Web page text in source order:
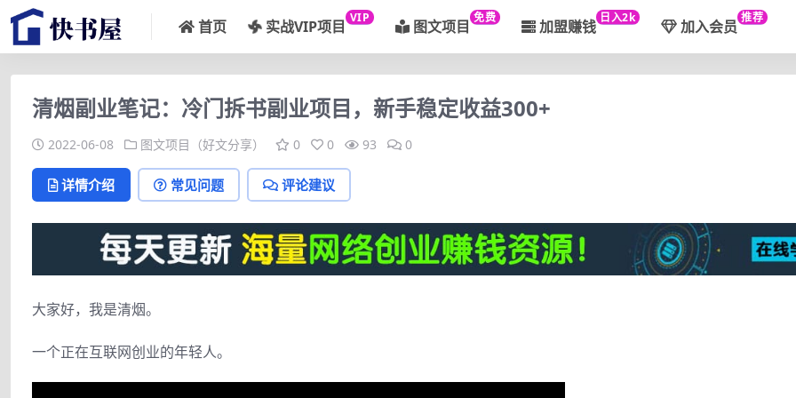
首页 实战VIP项目 VIP 图文项目 免费 加盟赚钱 日入2k 加入会员 推荐
清烟副业笔记：冷门拆书副业项目，新手稳定收益300+
2022-06-08 图文项目（好文分享） 0 0 93 0
详情介绍 常见问题 评论建议
大家好，我是清烟。
一个正在互联网创业的年轻人。